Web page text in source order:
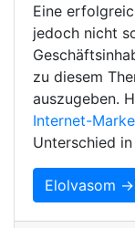
Eine
jedoch nicht
zu diesem
auszugeben.
Internet-
Unterschied
Elolvasom →